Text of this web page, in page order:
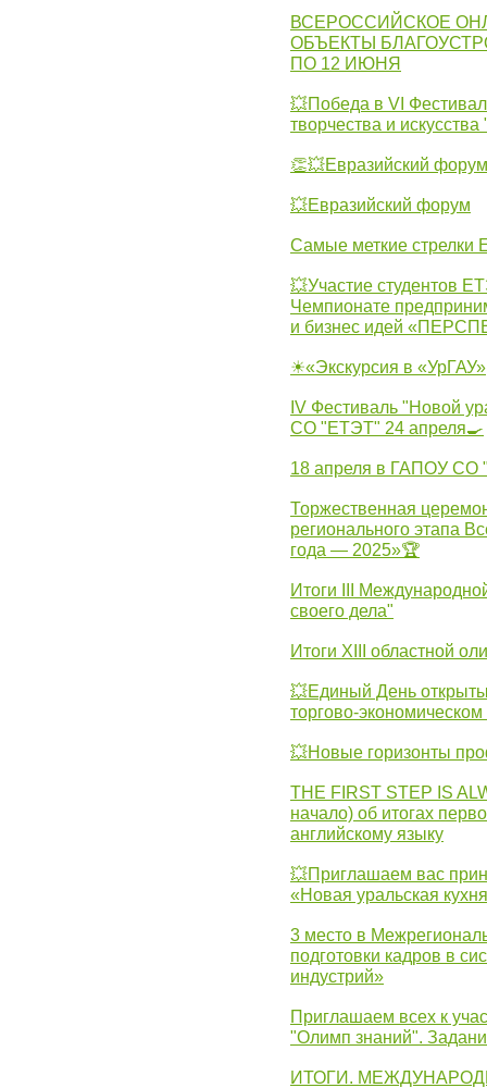
ВСЕРОССИЙСКОЕ
ОБЪЕКТЫ
ПО 12 ИЮНЯ
💥Победа в VI
творчества и
👏💥Евразийский форум
💥Евразийский форум
Самые меткие стрелки
💥Участие студентов
Чемпионате
и бизнес идей
☀«Экскурсия в «УрГАУ»
IV Фестиваль "Новой
СО "ЕТЭТ" 24 апреля🍳
18 апреля в ГАПОУ СО
Торжественная
регионального этапа
года — 2025»🏆
Итоги III
своего дела"
Итоги XIII областной
💥Единый День
торгово-
💥Новые горизонты
THE FIRST STEP IS
начало) об итогах
английскому языку
💥Приглашаем вас
«Новая уральская
3 место в
подготовки кадров в
индустрий»
Приглашаем всех к
"Олимп знаний".
ИТОГИ.